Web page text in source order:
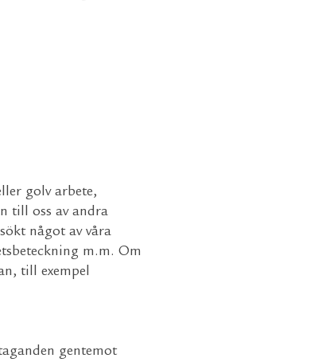
golv arbete,
till oss av andra
något av våra
m.m. Om
till exempel
gentemot